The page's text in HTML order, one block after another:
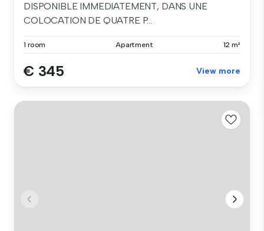
DISPONIBLE IMMEDIATEMENT, DANS UNE
COLOCATION DE QUATRE P...
1 room Apartment 12 m²
€ 345 View more